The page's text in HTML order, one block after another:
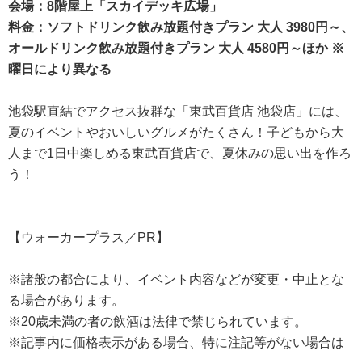
会場：8階屋上「スカイデッキ広場」
料金：ソフトドリンク飲み放題付きプラン 大人 3980円～、
オールドリンク飲み放題付きプラン 大人 4580円～ほか ※
曜日により異なる
池袋駅直結でアクセス抜群な「東武百貨店 池袋店」には、
夏のイベントやおいしいグルメがたくさん！子どもから大
人まで1日中楽しめる東武百貨店で、夏休みの思い出を作ろ
う！
【ウォーカープラス／PR】
※諸般の都合により、イベント内容などが変更・中止とな
る場合があります。
※20歳未満の者の飲酒は法律で禁じられています。
※記事内に価格表示がある場合、特に注記等がない場合は